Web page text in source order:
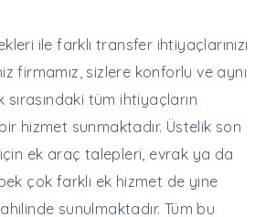
ile farklı transfer ihtiyaçlarınızı
firmamız, sizlere konforlu ve aynı
tüm ihtiyaçların
hizmet sunmaktadır. Üstelik son
ek araç talepleri, evrak ya da
çok farklı ek hizmet de yine
sunulmaktadır. Tüm bu